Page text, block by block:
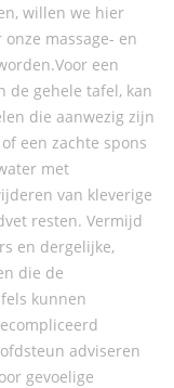
willen we hier
massage- en
een
de gehele tafel, kan
die aanwezig zijn
een zachte spons
met
van kleverige
resten. Vermijd
en dergelijke,
die de
kunnen
adviseren
gevoelige